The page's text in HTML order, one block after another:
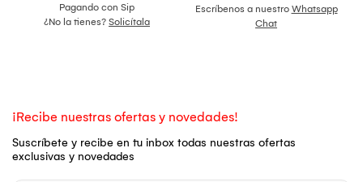
Pagando con Sip
¿No la tienes? Solicítala
Escríbenos a nuestro Whatsapp
Chat
¡Recibe nuestras ofertas y novedades!
Suscríbete y recibe en tu inbox todas nuestras ofertas
exclusivas y novedades